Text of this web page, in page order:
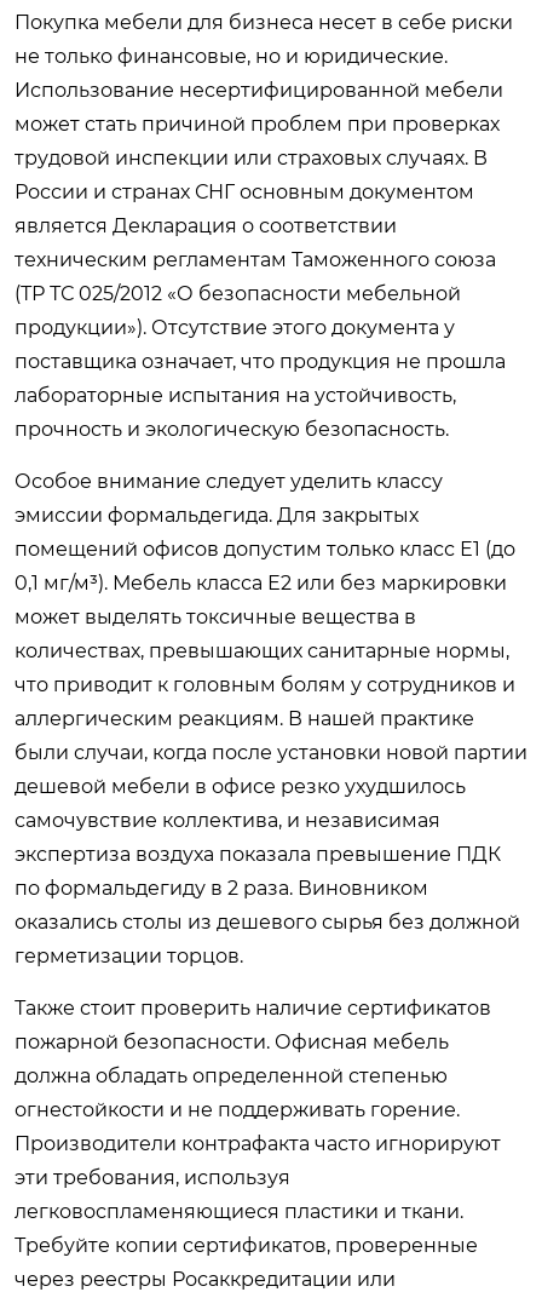
Покупка мебели для бизнеса несет в себе риски
не только финансовые, но и юридические.
Использование несертифицированной мебели
может стать причиной проблем при проверках
трудовой инспекции или страховых случаях. В
России и странах СНГ основным документом
является Декларация о соответствии
техническим регламентам Таможенного союза
(ТР ТС 025/2012 «О безопасности мебельной
продукции»). Отсутствие этого документа у
поставщика означает, что продукция не прошла
лабораторные испытания на устойчивость,
прочность и экологическую безопасность.
Особое внимание следует уделить классу
эмиссии формальдегида. Для закрытых
помещений офисов допустим только класс Е1 (до
0,1 мг/м³). Мебель класса Е2 или без маркировки
может выделять токсичные вещества в
количествах, превышающих санитарные нормы,
что приводит к головным болям у сотрудников и
аллергическим реакциям. В нашей практике
были случаи, когда после установки новой партии
дешевой мебели в офисе резко ухудшилось
самочувствие коллектива, и независимая
экспертиза воздуха показала превышение ПДК
по формальдегиду в 2 раза. Виновником
оказались столы из дешевого сырья без должной
герметизации торцов.
Также стоит проверить наличие сертификатов
пожарной безопасности. Офисная мебель
должна обладать определенной степенью
огнестойкости и не поддерживать горение.
Производители контрафакта часто игнорируют
эти требования, используя
легковоспламеняющиеся пластики и ткани.
Требуйте копии сертификатов, проверенные
через реестры Росаккредитации или